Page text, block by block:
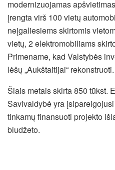
modernizuojamas
įrengta virš 100 vietų
neįgaliesiems skirtomis
vietų, 2 elektromobiliams
Primename, kad Valstybės
lėšų „Aukštaitijai“ rekonstruoti.
Šiais metais skirta 850 tūkst.
Savivaldybė yra
tinkamų finansuoti projekto
biudžeto.